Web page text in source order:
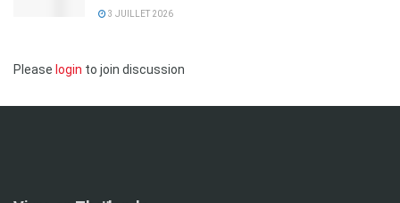
3 JUILLET 2026
Please login to join discussion